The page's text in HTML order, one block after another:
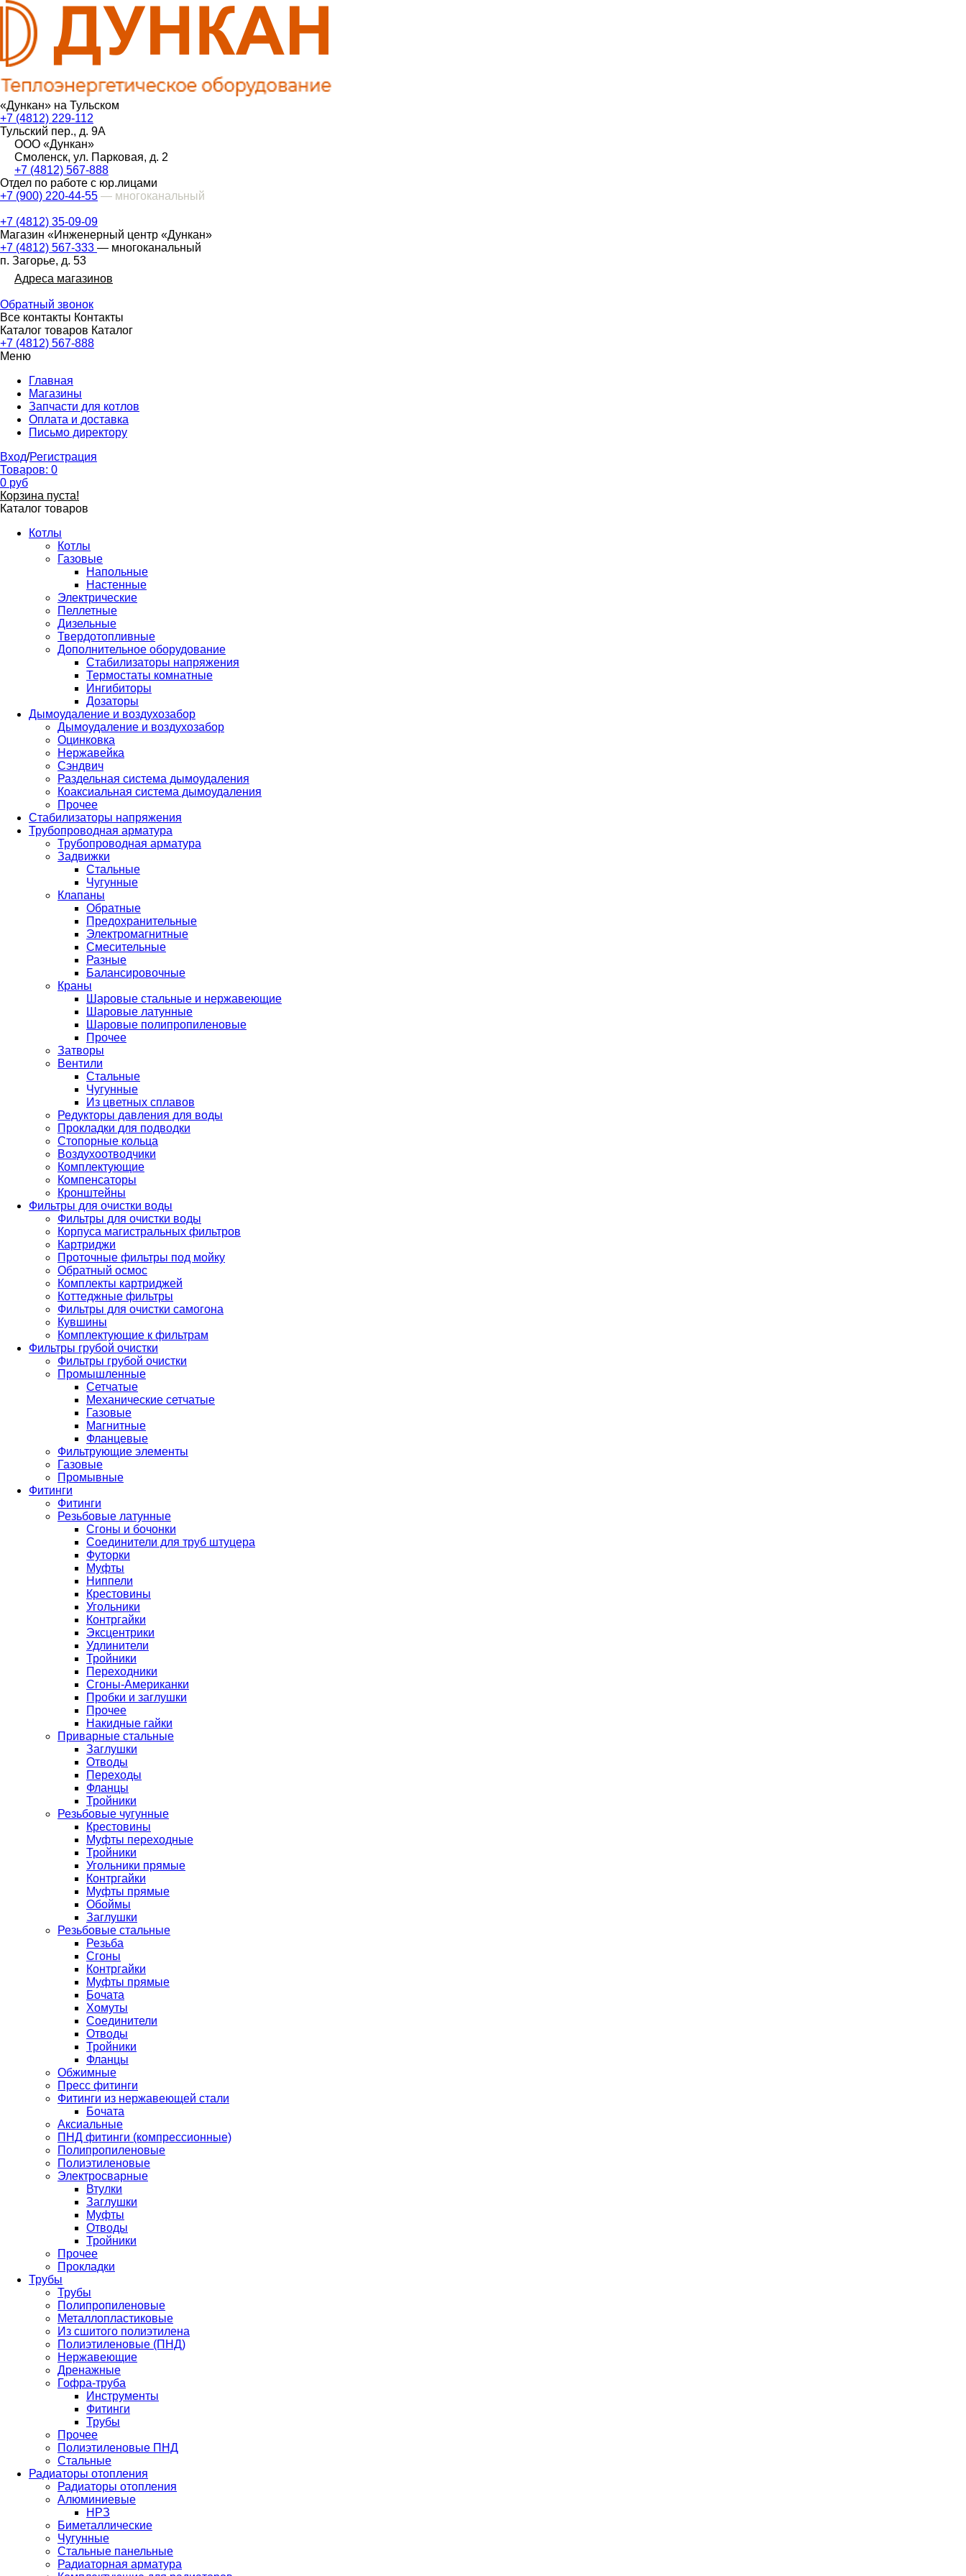
«Дункан» на Тульском
+7 (4812) 229-112
Тульский пер., д. 9А
ООО «Дункан»
Смоленск, ул. Парковая, д. 2
+7 (4812) 567-888
Отдел по работе с юр.лицами
+7 (900) 220-44-55 — многоканальный
+7 (4812) 35-09-09
Магазин «Инженерный центр «Дункан»
+7 (4812) 567-333 — многоканальный
п. Загорье, д. 53
Адреса магазинов
Обратный звонок
Все контакты Контакты
Каталог товаров Каталог
+7 (4812) 567-888
Меню
Главная
Магазины
Запчасти для котлов
Оплата и доставка
Письмо директору
Вход/Регистрация
Товаров: 0
0 руб
Корзина пуста!
Каталог товаров
Котлы
Котлы
Газовые
Напольные
Настенные
Электрические
Пеллетные
Дизельные
Твердотопливные
Дополнительное оборудование
Стабилизаторы напряжения
Термостаты комнатные
Ингибиторы
Дозаторы
Дымоудаление и воздухозабор
Дымоудаление и воздухозабор
Оцинковка
Нержавейка
Сэндвич
Раздельная система дымоудаления
Коаксиальная система дымоудаления
Прочее
Стабилизаторы напряжения
Трубопроводная арматура
Трубопроводная арматура
Задвижки
Стальные
Чугунные
Клапаны
Обратные
Предохранительные
Электромагнитные
Смесительные
Разные
Балансировочные
Краны
Шаровые стальные и нержавеющие
Шаровые латунные
Шаровые полипропиленовые
Прочее
Затворы
Вентили
Стальные
Чугунные
Из цветных сплавов
Редукторы давления для воды
Прокладки для подводки
Стопорные кольца
Воздухоотводчики
Комплектующие
Компенсаторы
Кронштейны
Фильтры для очистки воды
Фильтры для очистки воды
Корпуса магистральных фильтров
Картриджи
Проточные фильтры под мойку
Обратный осмос
Комплекты картриджей
Коттеджные фильтры
Фильтры для очистки самогона
Кувшины
Комплектующие к фильтрам
Фильтры грубой очистки
Фильтры грубой очистки
Промышленные
Сетчатые
Механические сетчатые
Газовые
Магнитные
Фланцевые
Фильтрующие элементы
Газовые
Промывные
Фитинги
Фитинги
Резьбовые латунные
Сгоны и бочонки
Соединители для труб штуцера
Футорки
Муфты
Ниппели
Крестовины
Угольники
Контргайки
Эксцентрики
Удлинители
Тройники
Переходники
Сгоны-Американки
Пробки и заглушки
Прочее
Накидные гайки
Приварные стальные
Заглушки
Отводы
Переходы
Фланцы
Тройники
Резьбовые чугунные
Крестовины
Муфты переходные
Тройники
Угольники прямые
Контргайки
Муфты прямые
Обоймы
Заглушки
Резьбовые стальные
Резьба
Сгоны
Контргайки
Муфты прямые
Бочата
Хомуты
Соединители
Отводы
Тройники
Фланцы
Обжимные
Пресс фитинги
Фитинги из нержавеющей стали
Бочата
Аксиальные
ПНД фитинги (компрессионные)
Полипропиленовые
Полиэтиленовые
Электросварные
Втулки
Заглушки
Муфты
Отводы
Тройники
Прочее
Прокладки
Трубы
Трубы
Полипропиленовые
Металлопластиковые
Из сшитого полиэтилена
Полиэтиленовые (ПНД)
Нержавеющие
Дренажные
Гофра-труба
Инструменты
Фитинги
Трубы
Прочее
Полиэтиленовые ПНД
Стальные
Радиаторы отопления
Радиаторы отопления
Алюминиевые
НРЗ
Биметаллические
Чугунные
Стальные панельные
Радиаторная арматура